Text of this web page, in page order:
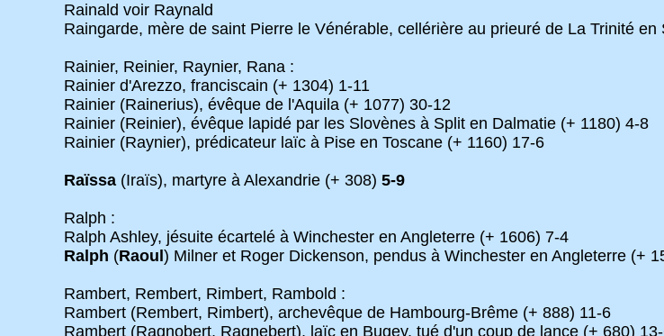
Rainald voir Raynald
Raingarde, mère de saint Pierre le Vénérable, cellérière au prieuré de La Trinité
Rainier, Reinier, Raynier, Rana :
Rainier d'Arezzo, franciscain (+ 1304) 1-11
Rainier (Rainerius), évêque de l'Aquila (+ 1077) 30-12
Rainier (Reinier), évêque lapidé par les Slovènes à Split en Dalmatie (+ 1180) 4-8
Rainier (Raynier), prédicateur laïc à Pise en Toscane (+ 1160) 17-6
Raïssa(Iraïs), martyre à Alexandrie (+ 308) 5-9
Ralph :
Ralph Ashley, jésuite écartelé à Winchester en Angleterre (+ 1606) 7-4
Ralph (Raoul ) Milner et Roger Dickenson, pendus à Winchester en Angleterre (+
Rambert, Rembert, Rimbert, Rambold :
Rambert (Rembert, Rimbert), archevêque de Hambourg-Brême (+ 888) 11-6
Rambert (Ragnobert, Ragnebert), laïc en Bugey, tué d'un coup de lance (+ 680)